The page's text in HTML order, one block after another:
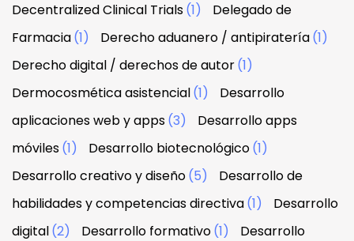
Decentralized Clinical Trials(1)
Delegado de
Farmacia(1) Derecho aduanero / antipiratería(1)
Derecho digital / derechos de autor(1)
Dermocosmética asistencial(1)
Desarrollo
aplicaciones web y apps(3)
Desarrollo apps
móviles(1) Desarrollo biotecnológico(1)
Desarrollo creativo y diseño(5)
Desarrollo de
habilidades y competencias directiva(1)
Desarrollo
digital(2) Desarrollo formativo(1)
Desarrollo